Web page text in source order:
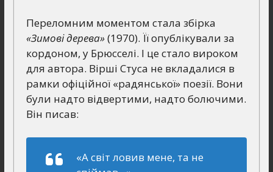
Переломним моментом стала збірка
«Зимові дерева»(1970). Її опублікували за
кордоном, у Брюсселі. І це стало вироком
для автора. Вірші Стуса не вкладалися в
рамки офіційної «радянської» поезії. Вони
були надто відвертими, надто болючими.
Він писав:
«А світ ловив мене, та не